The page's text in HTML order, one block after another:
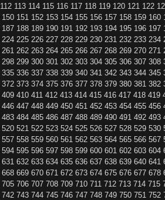
112 113 114 115 116 117 118 119 120 121 122
150 151 152 153 154 155 156 157 158 159 160
187 188 189 190 191 192 193 194 195 196 197
224 225 226 227 228 229 230 231 232 233 234
261 262 263 264 265 266 267 268 269 270 271
298 299 300 301 302 303 304 305 306 307 308
335 336 337 338 339 340 341 342 343 344 345
372 373 374 375 376 377 378 379 380 381 382
409 410 411 412 413 414 415 416 417 418 419
446 447 448 449 450 451 452 453 454 455 456
483 484 485 486 487 488 489 490 491 492 493
520 521 522 523 524 525 526 527 528 529 530
557 558 559 560 561 562 563 564 565 566 567
594 595 596 597 598 599 600 601 602 603 604
631 632 633 634 635 636 637 638 639 640 641
668 669 670 671 672 673 674 675 676 677 678
705 706 707 708 709 710 711 712 713 714 715
742 743 744 745 746 747 748 749 750 751 752